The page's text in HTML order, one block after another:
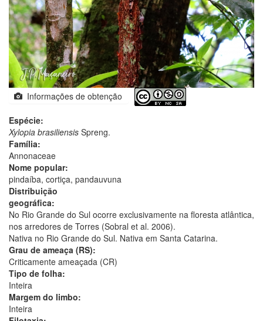
Informações de obtenção
Espécie:
Xylopia brasiliensis Spreng.
Família:
Annonaceae
Nome popular:
pindaíba, cortiça, pandauvuna
Distribuição
geográfica:
No Rio Grande do Sul ocorre exclusivamente na floresta atlântica,
nos arredores de Torres (Sobral et al. 2006).
Nativa no Rio Grande do Sul. Nativa em Santa Catarina.
Grau de ameaça (RS):
Criticamente ameaçada (CR)
Tipo de folha:
Inteira
Margem do limbo:
Inteira